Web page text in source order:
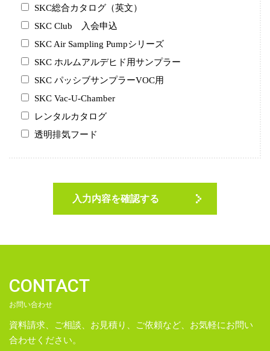
SKC総合カタログ（英文）
SKC Club 入会申込
SKC Air Sampling Pumpシリーズ
SKC ホルムアルデヒド用サンプラー
SKC パッシブサンプラーVOC用
SKC Vac-U-Chamber
レンタルカタログ
透明排気フード
CONTACT
お問い合わせ
資料請求、ご相談、お見積り、ご依頼など、お気軽にお問い
合わせください。